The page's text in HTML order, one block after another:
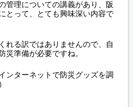
管理についての講義があり、阪
とって、とても興味深い内容で
れる訳ではありませんので、自
災準備が必要ですね。
ンターネットで防災グッズを調